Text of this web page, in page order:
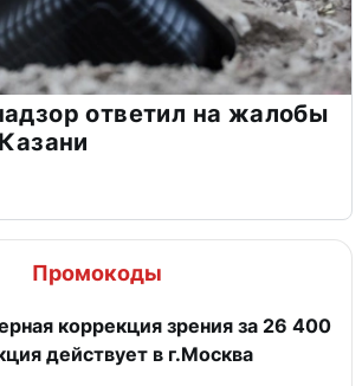
ответил на жалобы
Промокоды
коррекция зрения за 26 400
действует в г.Москва